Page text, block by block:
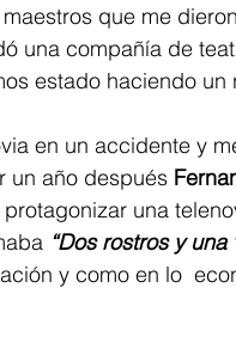
que me
una compañía de
estado haciendo un
en un accidente y
un año después
una
“Dos rostros y una
y como en lo